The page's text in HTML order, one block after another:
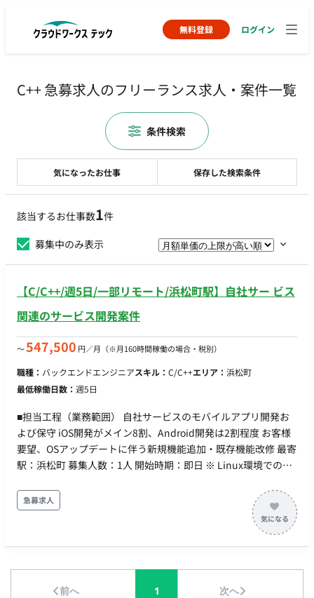
無料登録 ログイン
C++ 急募求人のフリーランス求人・案件一覧
該当するお仕事数1件
募集中のみ表示
【C/C++/週5日/一部リモート/浜松町駅】自社サー ビス
関連のサービス開発案件
〜547,500 円／月 （※月160時間稼働の場合・税別）
職種： バックエンドエンジニアスキル： C/C++エリア： 浜松町
最低稼働日数： 週5日
■担当工程（業務範囲） 自社サービスのモバイルアプリ開発お
よび保守 iOS開発がメイン8割、Android開発は2割程度 お客様
要望、OSアップデートに伴う新規機能追加・既存機能改修 最寄
駅：浜松町 募集人数：1人 開始時期：即日 ※ Linux環境での開
考→クライアント面接 1/2面談が入る可能性あり。 リモー
ト： フルリモート不可 ※週3日以上出社、2日程度在宅(リモー
急募求人
前へ 1 次へ
気になったお仕事 保存した検索条件
条件検索